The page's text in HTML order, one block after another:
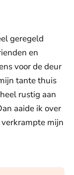
geregeld
en
voor de deur
tante thuis
rustig aan
aaide ik over
mijn